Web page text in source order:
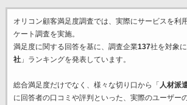
オリコン顧客満足度調査では、実際にサービスを利
ケート調査を実施。
満足度に関する回答を基に、調査企業137社を対象
社」ランキングを発表しています。
総合満足度だけでなく、様々な切り口から「 人材派
に回答者の口コミや評判といった、実際のユーザー